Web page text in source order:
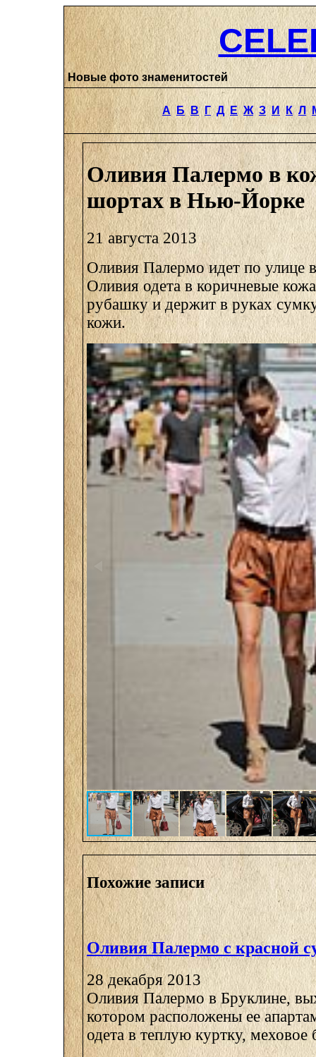
Новые фото знаменитостей
А Б В Г Д Е Ж З И К Л
Оливия Палермо в
шортах в Нью-Йорке
21 августа 2013
Оливия Палермо идет по улице
Оливия одета в коричневые
рубашку и держит в руках
кожи.
Похожие записи
Оливия Палермо с красной
28 декабря 2013
Оливия Палермо в Бруклине,
котором расположены ее
одета в теплую куртку, меховое